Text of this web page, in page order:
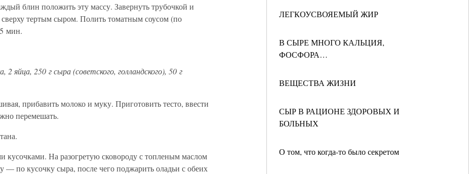
ЛЕГКОУСВОЯЕМЫЙ ЖИР
В СЫРЕ МНОГО КАЛЬЦИЯ,
ФОСФОРА…
ВЕЩЕСТВА ЖИЗНИ
СЫР В РАЦИОНЕ ЗДОРОВЫХ И
БОЛЬНЫХ
О том, что когда-то было секретом
блин положить эту массу. Завернуть трубочкой и
тертым сыром. Полить томатным соусом (по
мин.
яйца, 250 г сыра (советского, голландского), 50 г
прибавить молоко и муку. Приготовить тесто, ввести
перемешать.
кусочками. На разогретую сковороду с топленым маслом
— по кусочку сыра, после чего поджарить оладьи с обеих